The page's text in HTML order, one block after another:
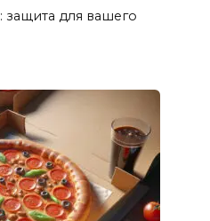
защита для вашего